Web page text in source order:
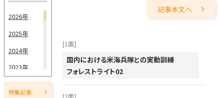
6月15日
6月1日
5月15日
5月1日
4月15日
2026年
2025年
2024年
2023年
2022年
特集記事
記事本文へ
[1面]
国内における米海兵隊との実動訓練
フォレストライト02